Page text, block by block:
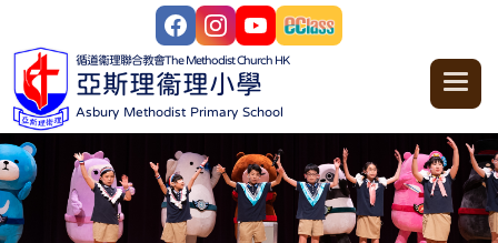
循道衞理聯合教會The Methodist Church HK
亞斯理衞理小學
Asbury Methodist Primary School